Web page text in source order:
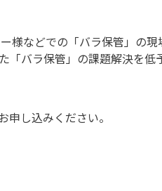
様などでの「バラ保管」の
「バラ保管」の課題解決を
し込みください。